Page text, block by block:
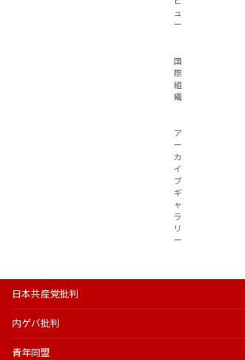
ュ
ー
国
際
組
織
ア
ー
カ
イ
ブ
ギ
ャ
ラ
リ
ー
日本共産党批判
内ゲバ批判
青年同盟